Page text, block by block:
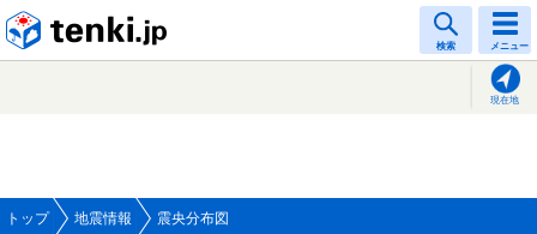
検索 メニュー
現在地
トップ 地震情報 震央分布図